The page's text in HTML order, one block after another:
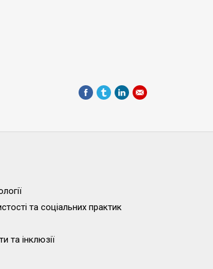
та соціальних практик
та інклюзії